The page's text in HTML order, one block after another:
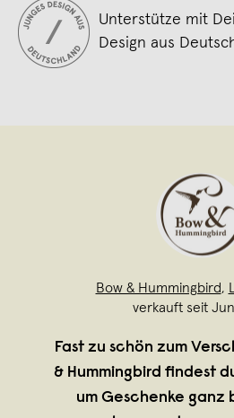
Unterstütze mit
Design aus
Bow & Hummingbird,
verkauft seit
Fast zu schön zum
& Hummingbird findest
um Geschenke ganz